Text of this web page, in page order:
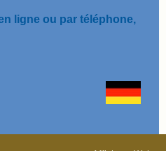
ligne ou par téléphone,